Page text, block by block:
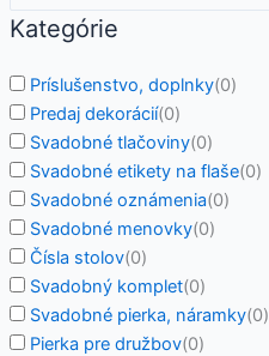
Kategórie
Príslušenstvo, doplnky(0)
Predaj dekorácií(0)
Svadobné tlačoviny(0)
Svadobné etikety na flaše(0)
Svadobné oznámenia(0)
Svadobné menovky(0)
Čísla stolov(0)
Svadobný komplet(0)
Svadobné pierka, náramky(0)
Pierka pre družbov(0)